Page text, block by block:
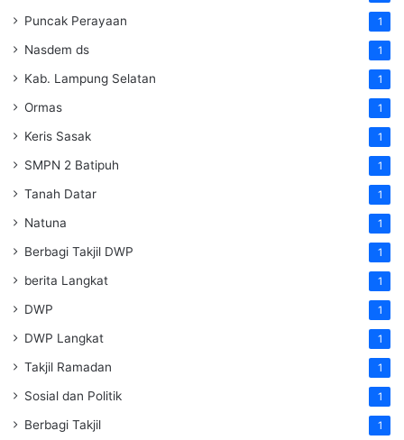
Puncak Perayaan 1
Nasdem ds 1
Kab. Lampung Selatan 1
Ormas 1
Keris Sasak 1
SMPN 2 Batipuh 1
Tanah Datar 1
Natuna 1
Berbagi Takjil DWP 1
berita Langkat 1
DWP 1
DWP Langkat 1
Takjil Ramadan 1
Sosial dan Politik 1
Berbagi Takjil 1